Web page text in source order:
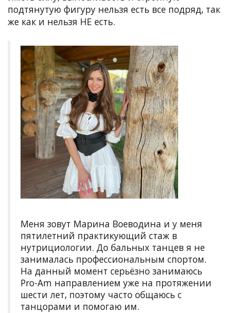
подтянутую фигуру нельзя есть все подряд, так
же как и нельзя НЕ есть.
Меня зовут Марина Воеводина и у меня
пятилетний практикующий стаж в
нутрициологии. До бальных танцев я не
занималась профессиональным спортом.
На данный момент серьёзно занимаюсь
Pro-Am направлением уже на протяжении
шести лет, поэтому часто общаюсь с
танцорами и помогаю им.